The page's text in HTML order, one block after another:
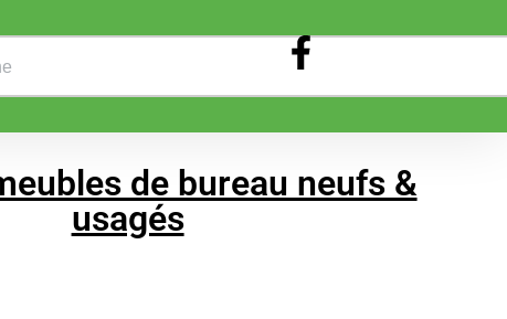
de bureau neufs &
usagés